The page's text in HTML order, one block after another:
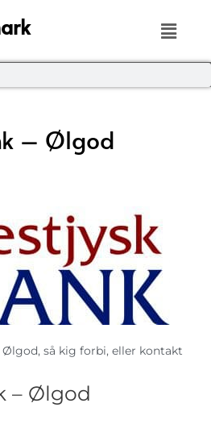
– Ølgod
Ølgod, så kig forbi, eller kontakt
– Ølgod